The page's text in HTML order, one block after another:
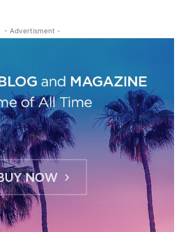
- Advertisment -